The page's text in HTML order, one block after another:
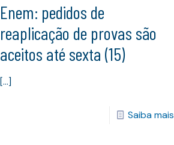
Enem: pedidos de
reaplicação de provas são
aceitos até sexta (15)
[…]
Saiba mais